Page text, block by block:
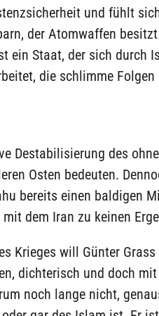
und fühlt
der Atomwaffen
ein Staat, der sich durch
die schlimme Folgen
Destabilisierung des
Osten bedeuten.
bereits einen baldigen
dem Iran zu keinen
Krieges will Günter
dichterisch und doch
noch lange nicht,